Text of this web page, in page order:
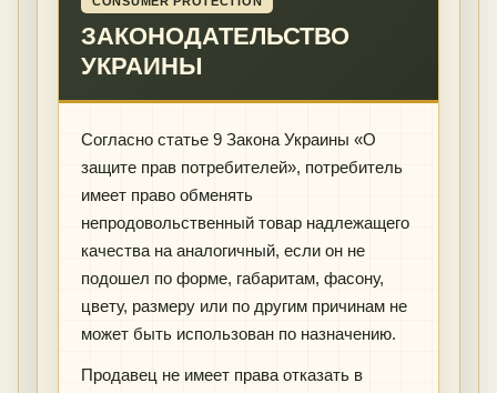
ЗАКОНОДАТЕЛЬСТВО
УКРАИНЫ
Согласно статье 9 Закона Украины «О
защите прав потребителей», потребитель
имеет право обменять
непродовольственный товар надлежащего
качества на аналогичный, если он не
подошел по форме, габаритам, фасону,
цвету, размеру или по другим причинам не
может быть использован по назначению.
Продавец не имеет права отказать в